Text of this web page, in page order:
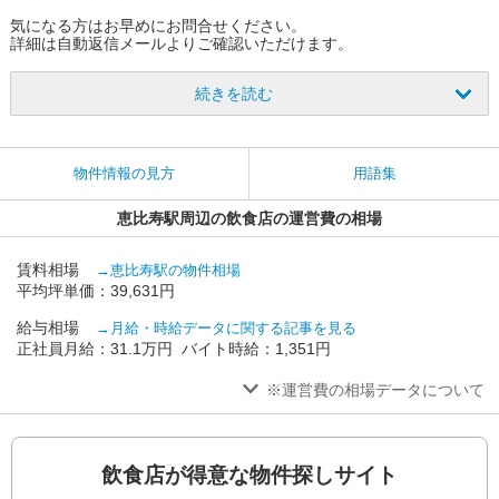
気になる方はお早めにお問合せください。
詳細は自動返信メールよりご確認いただけます。
続きを読む
物件情報の見方 用語集
恵比寿駅周辺の飲食店の運営費の相場
賃料相場 →恵比寿駅の物件相場
平均坪単価：39,631円
給与相場 →月給・時給データに関する記事を見る
正社員月給：31.1万円 バイト時給：1,351円
※運営費の相場データについて
飲食店が得意な物件探しサイト